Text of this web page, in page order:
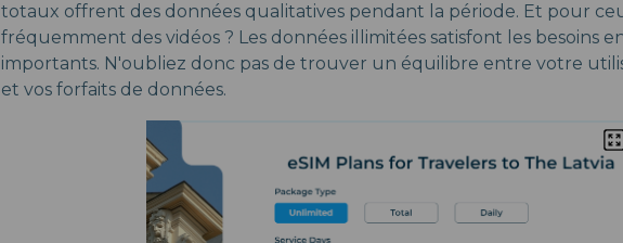
totaux offrent des données qualitatives pendant la période. Et pour
fréquemment des vidéos ? Les données illimitées satisfont les besoins
importants. N'oubliez donc pas de trouver un équilibre entre votre
et vos forfaits de données.